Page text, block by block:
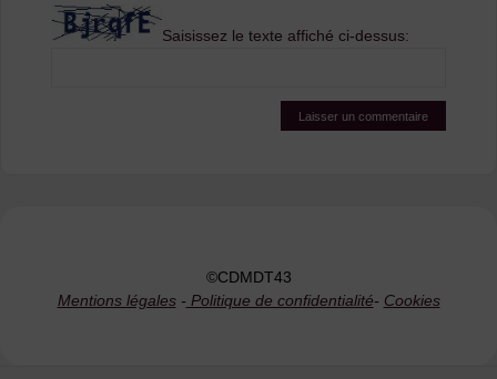
Saisissez le texte affiché ci-dessus:
©CDMDT43
Mentions légales- Politique de confidentialité- Cookies